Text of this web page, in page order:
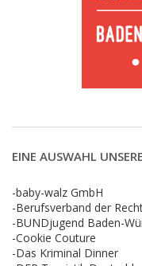
EINE AUSWAHL
-baby-walz GmbH
-Berufsverband der
-BUNDjugend Baden-
-Cookie Couture
-Das Kriminal Dinner